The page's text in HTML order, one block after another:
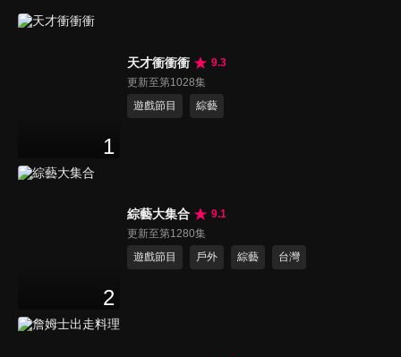
1
天才衝衝衝
9.3
更新至第1028集
遊戲節目
綜藝
2
綜藝大集合
9.1
更新至第1280集
遊戲節目
戶外 綜藝 台灣